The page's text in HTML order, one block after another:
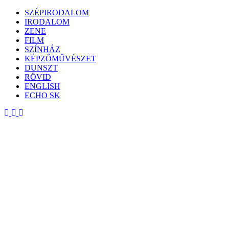
Skip
content
SZÉPIRODALOM
IRODALOM
ZENE
FILM
SZÍNHÁZ
KÉPZŐMŰVÉSZET
DUNSZT
RÖVID
ENGLISH
ECHO SK